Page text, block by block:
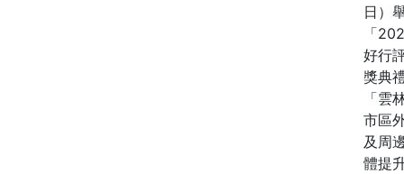
日）
「
好行
獎典
「雲
市區
及周
體提